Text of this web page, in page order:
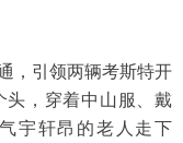
，引领两辆考斯特开
，穿着中山服、戴
宇轩昂的老人走下